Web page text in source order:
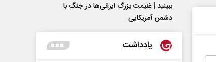
ببینید | غنیمت بزرگ ایرانی‌ها در جنگ با
دشمن آمریکایی
یادداشت